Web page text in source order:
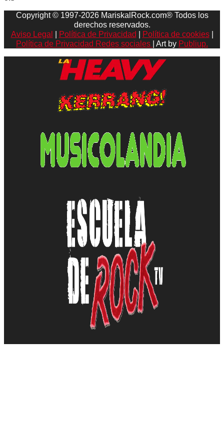
Copyright © 1997-2026 MariskalRock.com® Todos los
derechos reservados.
Aviso Legal
Política de Privacidad Política de cookies|
Política de Privacidad Redes sociales
| Art by Publiup.